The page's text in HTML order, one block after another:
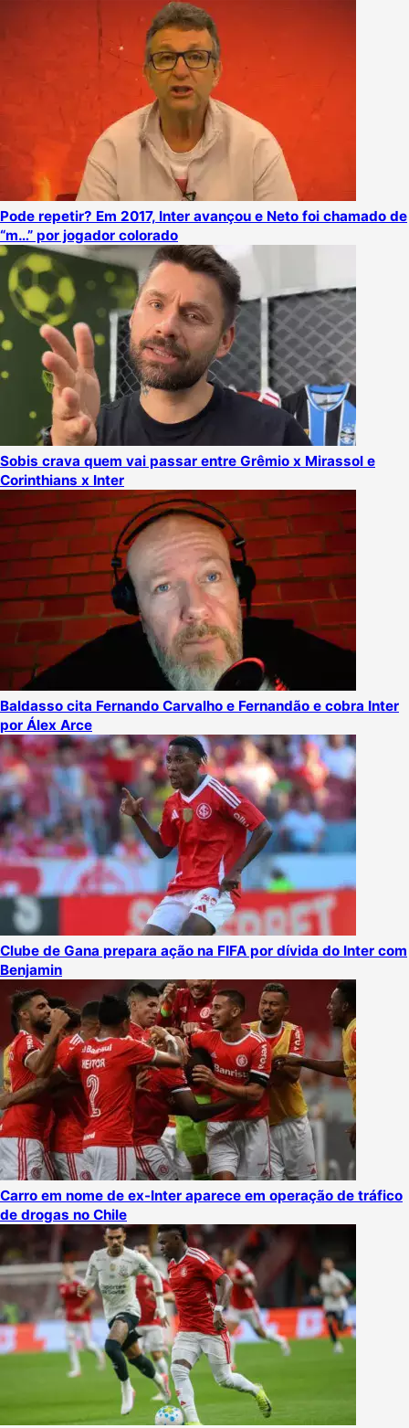
Pode repetir? Em 2017, Inter avançou e Neto foi chamado de
“m…” por jogador colorado
Sobis crava quem vai passar entre Grêmio x Mirassol e
Corinthians x Inter
Baldasso cita Fernando Carvalho e Fernandão e cobra Inter
por Álex Arce
Clube de Gana prepara ação na FIFA por dívida do Inter com
Benjamin
Carro em nome de ex-Inter aparece em operação de tráfico
de drogas no Chile